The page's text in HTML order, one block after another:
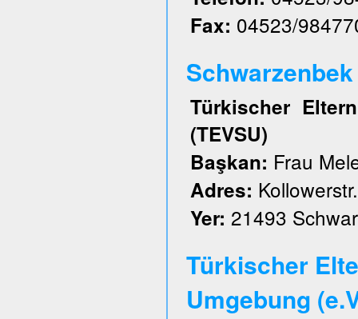
Fax: 04523/
Türkischer
(TEVSU)
Başkan: Frau
Adres:
Yer: 21493
Türkischer
Umgebung